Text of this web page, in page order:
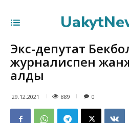
Экс-депутат
журналиспен
қалды
29.12.2021 889 0